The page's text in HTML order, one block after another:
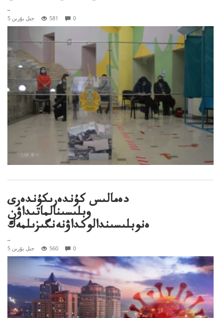
..
5 جىل بۇرىن 581 0
دەمالىس كۇندەرىكۇندەرى
وبلىسىنالماتىداۋن
ەنوبلىسىندالوكداۋنەنگىزىلمەك
..
5 جىل بۇرىن 560 0